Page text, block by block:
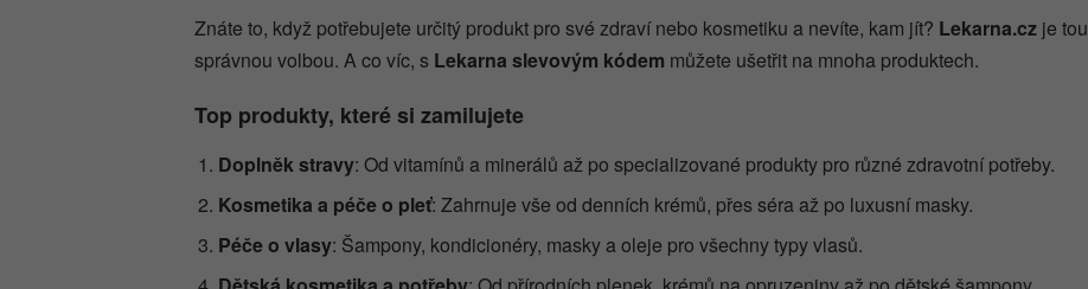
Znáte to, když potřebujete určitý produkt pro své zdraví nebo kosmetiku a nevíte, kam jít? Lekarna.cz je tou
správnou volbou. A co víc, s Lekarna slevovým kódem můžete ušetřit na mnoha produktech.
Top produkty, které si zamilujete
Doplněk stravy: Od vitamínů a minerálů až po specializované produkty pro různé zdravotní potřeby.
Kosmetika a péče o pleť: Zahrnuje vše od denních krémů, přes séra až po luxusní masky.
Péče o vlasy: Šampony, kondicionéry, masky a oleje pro všechny typy vlasů.